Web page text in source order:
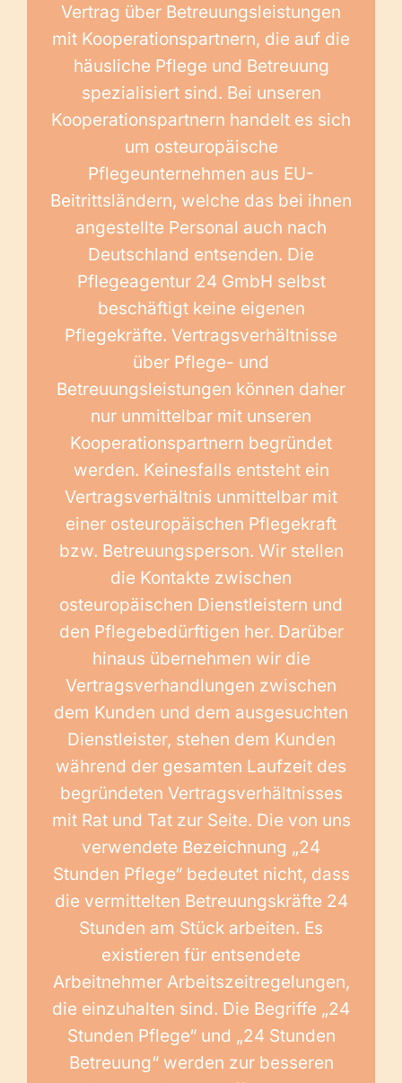
Vertrag über Betreuungsleistungen
mit Kooperationspartnern, die auf die
häusliche Pflege und Betreuung
spezialisiert sind. Bei unseren
Kooperationspartnern handelt es sich
um osteuropäische
Pflegeunternehmen aus EU-
Beitrittsländern, welche das bei ihnen
angestellte Personal auch nach
Deutschland entsenden. Die
Pflegeagentur 24 GmbH selbst
beschäftigt keine eigenen
Pflegekräfte. Vertragsverhältnisse
über Pflege- und
Betreuungsleistungen können daher
nur unmittelbar mit unseren
Kooperationspartnern begründet
werden. Keinesfalls entsteht ein
Vertragsverhältnis unmittelbar mit
einer osteuropäischen Pflegekraft
bzw. Betreuungsperson. Wir stellen
die Kontakte zwischen
osteuropäischen Dienstleistern und
den Pflegebedürftigen her. Darüber
hinaus übernehmen wir die
Vertragsverhandlungen zwischen
dem Kunden und dem ausgesuchten
Dienstleister, stehen dem Kunden
während der gesamten Laufzeit des
begründeten Vertragsverhältnisses
mit Rat und Tat zur Seite. Die von uns
verwendete Bezeichnung „24
Stunden Pflege“ bedeutet nicht, dass
die vermittelten Betreuungskräfte 24
Stunden am Stück arbeiten. Es
existieren für entsendete
Arbeitnehmer Arbeitszeitregelungen,
die einzuhalten sind. Die Begriffe „24
Stunden Pflege“ und „24 Stunden
Betreuung“ werden zur besseren